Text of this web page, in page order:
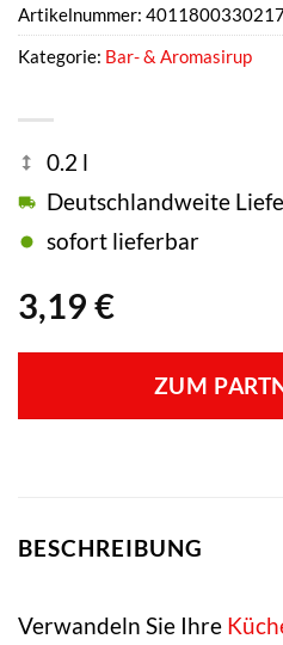
3,19 €
0.2 l
Deutschlandweite
sofort lieferbar
ZUM
Artikelnummer:
Kategorie: Bar- & Aromasirup
BESCHREIBUNG
Verwandeln Sie Ihre